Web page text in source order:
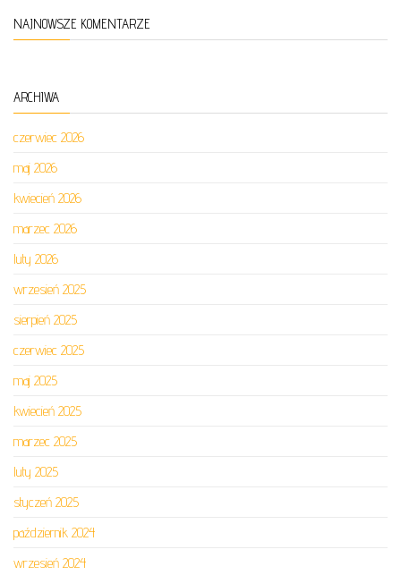
NAJNOWSZE KOMENTARZE
ARCHIWA
czerwiec 2026
maj 2026
kwiecień 2026
marzec 2026
luty 2026
wrzesień 2025
sierpień 2025
czerwiec 2025
maj 2025
kwiecień 2025
marzec 2025
luty 2025
styczeń 2025
październik 2024
wrzesień 2024